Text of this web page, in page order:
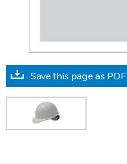
Save this page as PDF